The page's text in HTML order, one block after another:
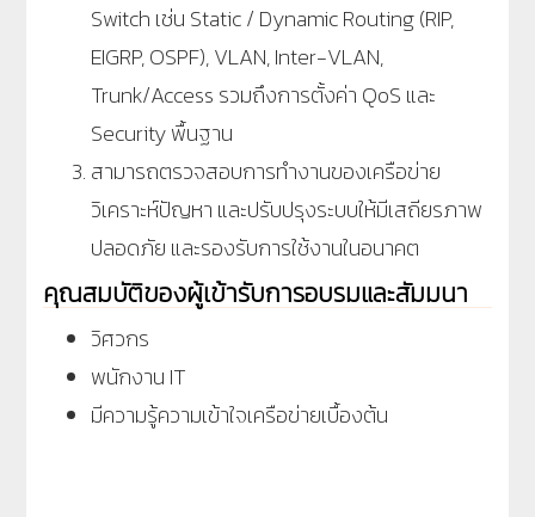
Switch เช่น Static / Dynamic Routing (RIP,
EIGRP, OSPF), VLAN, Inter-VLAN,
Trunk/Access รวมถึงการตั้งค่า QoS และ
Security พื้นฐาน
สามารถตรวจสอบการทำงานของเครือข่าย
วิเคราะห์ปัญหา และปรับปรุงระบบให้มีเสถียรภาพ
ปลอดภัย และรองรับการใช้งานในอนาคต
คุณสมบัติของผู้เข้ารับการอบรมและสัมมนา
วิศวกร
พนักงาน IT
มีความรู้ความเข้าใจเครือข่ายเบื้องต้น